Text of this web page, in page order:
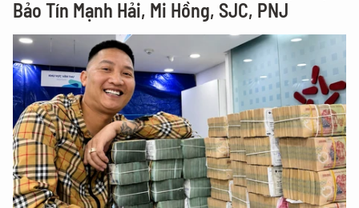
Bảo Tín Mạnh Hải, Mi Hồng, SJC, PNJ